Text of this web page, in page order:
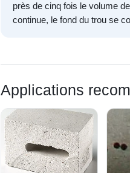
près de cinq fois le volume
continue, le fond du trou se
Applications